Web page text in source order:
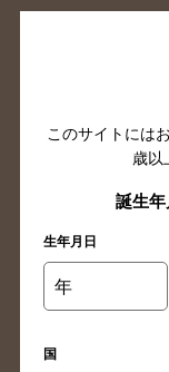
北海道
秋田県
福島県の
栃木県の
このサイトには
歳以
誕生年
生年月日
年
国